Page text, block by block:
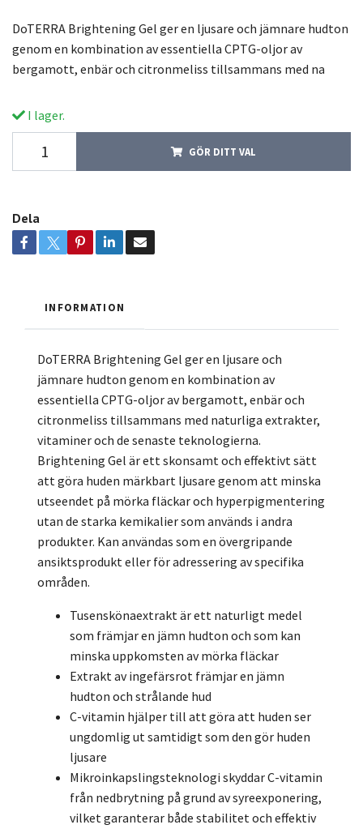
DoTERRA Brightening Gel ger en ljusare och jämnare hudton
genom en kombination av essentiella CPTG-oljor av
bergamott, enbär och citronmeliss tillsammans med na
I lager.
GÖR DITT VAL
Dela
INFORMATION
DoTERRA Brightening Gel ger en ljusare och
jämnare hudton genom en kombination av
essentiella CPTG-oljor av bergamott, enbär och
citronmeliss tillsammans med naturliga extrakter,
vitaminer och de senaste teknologierna.
Brightening Gel är ett skonsamt och effektivt sätt
att göra huden märkbart ljusare genom att minska
utseendet på mörka fläckar och hyperpigmentering
utan de starka kemikalier som används i andra
produkter. Kan användas som en övergripande
ansiktsprodukt eller för adressering av specifika
områden.
Tusenskönaextrakt är ett naturligt medel
som främjar en jämn hudton och som kan
minska uppkomsten av mörka fläckar
Extrakt av ingefärsrot främjar en jämn
hudton och strålande hud
C-vitamin hjälper till att göra att huden ser
ungdomlig ut samtidigt som den gör huden
ljusare
Mikroinkapslingsteknologi skyddar C-vitamin
från nedbrytning på grund av syreexponering,
vilket garanterar både stabilitet och effektiv